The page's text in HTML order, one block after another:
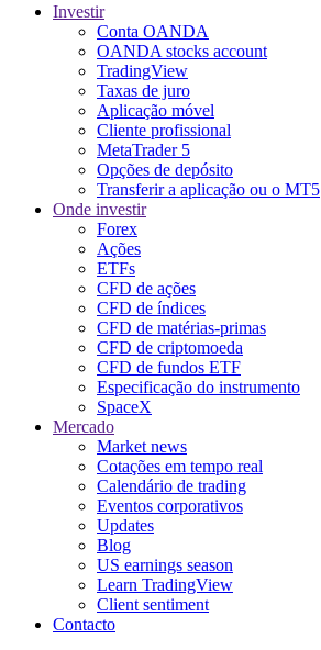
Investir
Conta OANDA
OANDA stocks account
TradingView
Taxas de juro
Aplicação móvel
Cliente profissional
MetaTrader 5
Opções de depósito
Transferir a aplicação ou o MT5
Onde investir
Forex
Ações
ETFs
CFD de ações
CFD de índices
CFD de matérias-primas
CFD de criptomoeda
CFD de fundos ETF
Especificação do instrumento
SpaceX
Mercado
Market news
Cotações em tempo real
Calendário de trading
Eventos corporativos
Updates
Blog
US earnings season
Learn TradingView
Client sentiment
Contacto